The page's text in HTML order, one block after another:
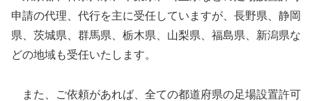
申請の代理、代行を主に受任していますが、長野県、静岡
県、茨城県、群馬県、栃木県、山梨県、福島県、新潟県な
どの地域も受任いたします。
また、ご依頼があれば、全ての都道府県の足場設置許可